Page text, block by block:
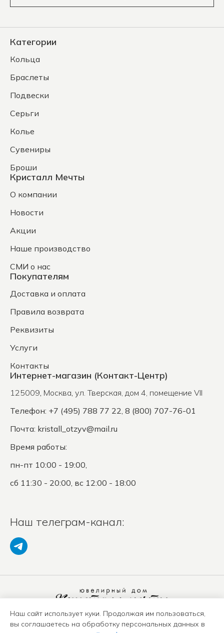
Категории
Кольца
Браслеты
Подвески
Серьги
Колье
Сувениры
Броши
Кристалл Мечты
О компании
Новости
Акции
Наше производство
СМИ о нас
Покупателям
Доставка и оплата
Правила возврата
Реквизиты
Услуги
Контакты
Интернет-магазин (Контакт-Центр)
125009, Москва, ул. Тверская, дом 4, помещение VII
Телефон: +7 (495) 788 77 22, 8 (800) 707-76-01
Почта: kristall_otzyv@mail.ru
Время работы:
пн-пт 10:00 - 19:00,
сб 11:30 - 20:00, вс 12:00 - 18:00
Наш телеграм-канал:
Политика конфиденциальности
Положение о защите ПД
Наш сайт использует куки. Продолжая им пользоваться,
вы соглашаетесь на обработку персональных данных в